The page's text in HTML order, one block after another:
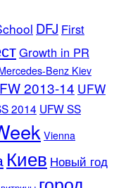
DFJ First
Growth in PR
Benz Kiev
2013-14 UFW
2014 UFW SS
Vienna
Киев Новый год